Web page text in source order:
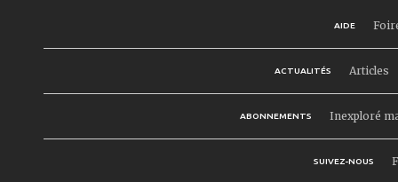
AIDE
ACTUALITÉS Articles
ABONNEMENTS Inexploré
SUIVEZ-NOUS